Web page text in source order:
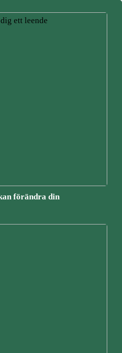
förändra din